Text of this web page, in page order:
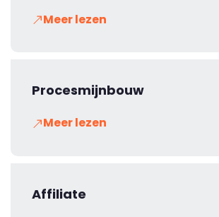
Meer lezen
Procesmijnbouw
Meer lezen
Affiliate